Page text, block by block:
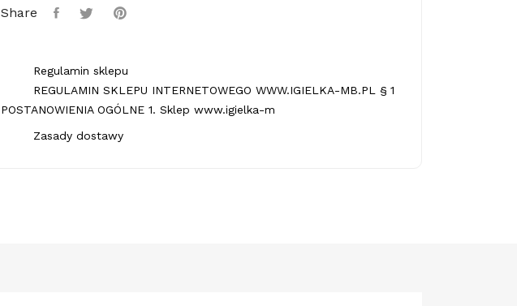
Share
Regulamin sklepu
REGULAMIN SKLEPU INTERNETOWEGO WWW.IGIELKA-MB.PL § 1
POSTANOWIENIA OGÓLNE 1. Sklep www.igielka-m
Zasady dostawy